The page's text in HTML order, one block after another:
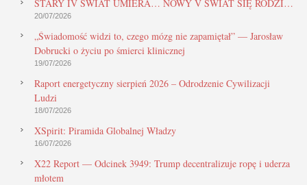
STARY IV ŚWIAT UMIERA… NOWY V ŚWIAT SIĘ RODZI…
20/07/2026
„Świadomość widzi to, czego mózg nie zapamiętał” — Jarosław
Dobrucki o życiu po śmierci klinicznej
19/07/2026
Raport energetyczny sierpień 2026 – Odrodzenie Cywilizacji
Ludzi
18/07/2026
XSpirit: Piramida Globalnej Władzy
16/07/2026
X22 Report — Odcinek 3949: Trump decentralizuje ropę i uderza
młotem